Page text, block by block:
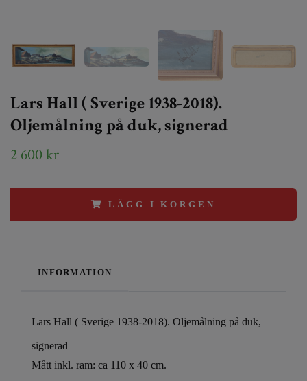
Lars Hall ( Sverige 1938-2018).
Oljemålning på duk, signerad
2 600 kr
LÄGG I KORGEN
INFORMATION
Lars Hall ( Sverige 1938-2018). Oljemålning på duk,
signerad
Mått inkl. ram: ca 110 x 40 cm.